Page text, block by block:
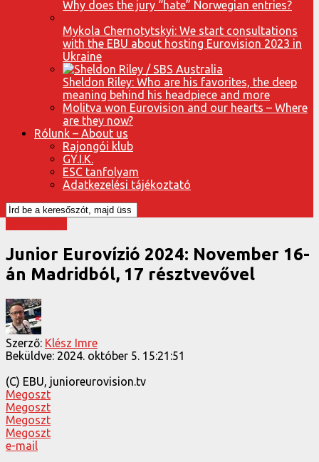
Why does the jury “hate” Norwegian entries?
Mykola Chernotytskyi: We start consultations
with the EBU about hosting Eurovision 2023 in
Ukraine
Sheldon Riley: Who are his favorites, the deep
meaning behind his headpiece and more
Molitva won Eurovision and our hearts – Where
are they now?
Rólunk – About us
Rajongói klub
GY.I.K.
ESC tanfolyam
Adatkezelési tájékoztató
Junior Eurovízió 2024: November 16-
án Madridból, 17 résztvevővel
Szerző: Klész Imre
Beküldve: 2024. október 5. 15:21:51
(C) EBU, junioreurovision.tv
Megoszt
Megoszt
Megoszt
Megoszt
e-mail